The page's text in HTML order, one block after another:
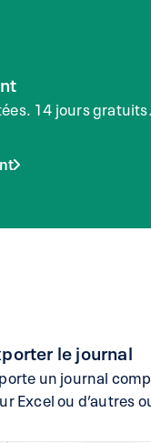
14 jours
le journal
un journal
Excel ou d’autres